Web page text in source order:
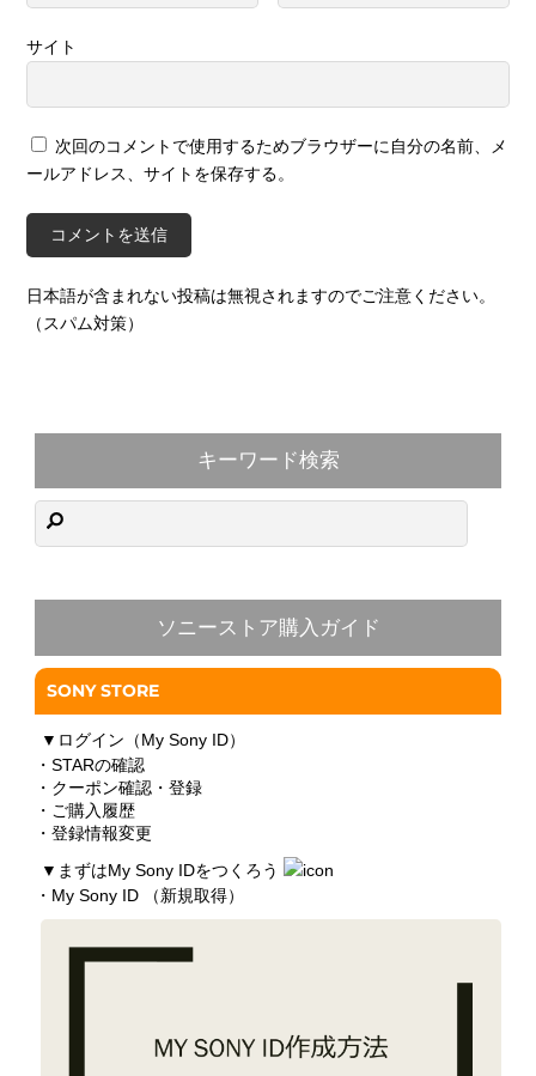
サイト
次回のコメントで使用するためブラウザーに自分の名前、メ
ールアドレス、サイトを保存する。
日本語が含まれない投稿は無視されますのでご注意ください。
（スパム対策）
キーワード検索
ソニーストア購入ガイド
SONY STORE
▼ ログイン（My Sony ID）
・STARの確認
・クーポン確認・登録
・ご購入履歴
・登録情報変更
▼ まずはMy Sony IDをつくろう
・My Sony ID （新規取得）